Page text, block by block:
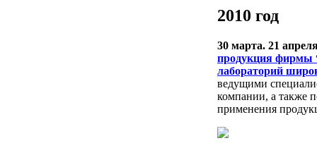
2010 год
30 марта. 21
продукция фирмы
лабораторий
ведущими
компании, а также
применения